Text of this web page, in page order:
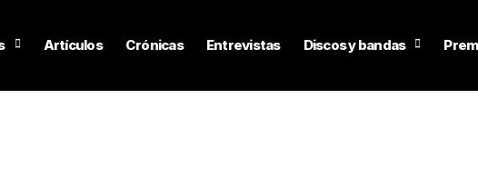
Artículos Crónicas Entrevistas Discos y bandas